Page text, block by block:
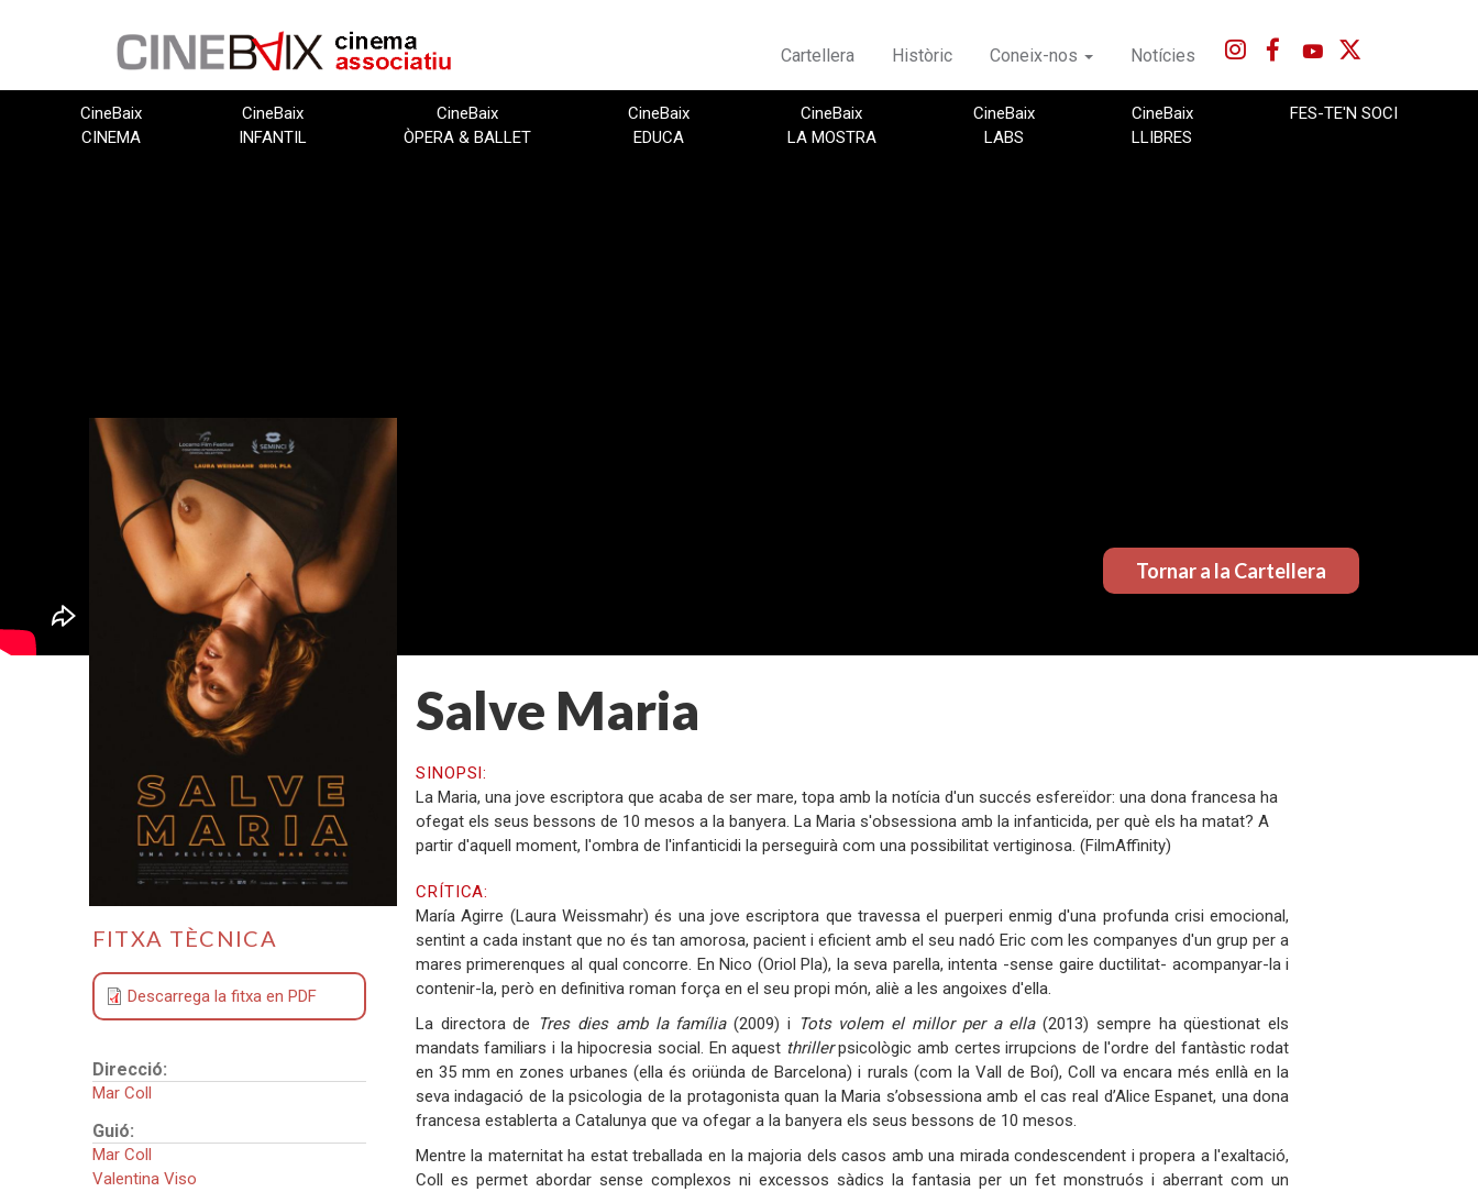
Cartellera Històric Coneix-nos Notícies
CineBaix
CINEMA
CineBaix
INFANTIL
CineBaix
ÒPERA & BALLET
CineBaix
EDUCA
CineBaix
LA MOSTRA
CineBaix
LABS
CineBaix
LLIBRES
FES-TE'N SOCI
Salve Maria
Tornar a la Cartellera
FITXA TÈCNICA
Descarrega la fitxa en PDF
Direcció:
Mar Coll
Guió:
Mar Coll
Valentina Viso
SINOPSI:
La Maria, una jove escriptora que acaba de ser mare, topa amb la notícia d'un succés esfereïdor: una dona francesa ha
ofegat els seus bessons de 10 mesos a la banyera. La Maria s'obsessiona amb la infanticida, per què els ha matat? A
partir d'aquell moment, l'ombra de l'infanticidi la perseguirà com una possibilitat vertiginosa. (FilmAffinity)
CRÍTICA:
María Agirre (Laura Weissmahr) és una jove escriptora que travessa el puerperi enmig d'una profunda crisi emocional,
sentint a cada instant que no és tan amorosa, pacient i eficient amb el seu nadó Eric com les companyes d'un grup per a
mares primerenques al qual concorre. En Nico (Oriol Pla), la seva parella, intenta -sense gaire ductilitat- acompanyar-la i
contenir-la, però en definitiva roman força en el seu propi món, aliè a les angoixes d'ella.
La directora de
Tres dies amb la família(2009) i Tots volem el millor per a ella(2013) sempre ha qüestionat els
mandats familiars i la hipocresia social. En aquest thrillerpsicològic amb certes irrupcions de l'ordre del fantàstic rodat
en 35 mm en zones urbanes (ella és oriünda de Barcelona) i rurals (com la Vall de Boí), Coll va encara més enllà en la
seva indagació de la psicologia de la protagonista quan la Maria s’obsessiona amb el cas real d’Alice Espanet, una dona
francesa establerta a Catalunya que va ofegar a la banyera els seus bessons de 10 mesos.
Mentre la maternitat ha estat treballada en la majoria dels casos amb una mirada condescendent i propera a l'exaltació,
Coll es permet abordar sense complexos ni excessos sàdics la fantasia per un fet monstruós i aberrant com un